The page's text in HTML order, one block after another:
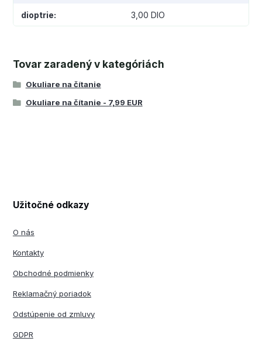
dioptrie 3,00 DIO
Tovar zaradený v kategóriách
Okuliare na čítanie
Okuliare na čítanie - 7,99 EUR
Užitočné odkazy
O nás
Kontakty
Obchodné podmienky
Reklamačný poriadok
Odstúpenie od zmluvy
GDPR